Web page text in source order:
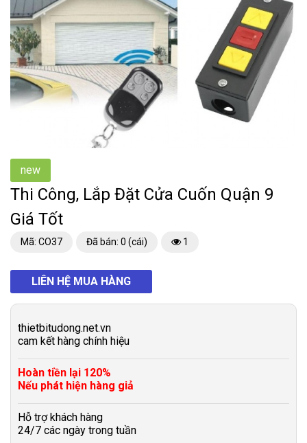
new
Thi Công, Lắp Đặt Cửa Cuốn Quận 9
Giá Tốt
Mã: CO37 Đã bán: 0 (cái) 1
LIÊN HỆ MUA HÀNG
thietbitudong.net.vn
cam kết hàng chính hiệu
Hoàn tiền lại 120%
Nếu phát hiện hàng giả
Hỗ trợ khách hàng
24/7 các ngày trong tuần